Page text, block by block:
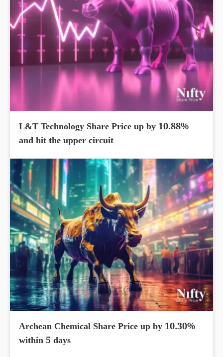
L&T Technology Share Price up by 10.88%
and hit the upper circuit
Archean Chemical Share Price up by 10.30%
within 5 days